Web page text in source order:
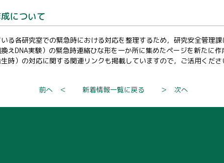
について
る各研究室での緊急時における対応を整理するため，研究安全管理課
えDNA実験）の緊急時連絡ひな形を一か所に集めたページを新たに
時）の対応に関する関連リンクも掲載していますので，ご活用くださ
前へ ＜ 新着情報一覧に戻る ＞ 次へ